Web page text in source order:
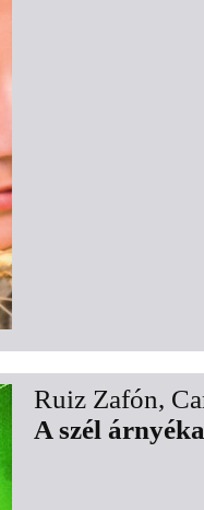
Ruiz Zafón,
A szél árnyéka